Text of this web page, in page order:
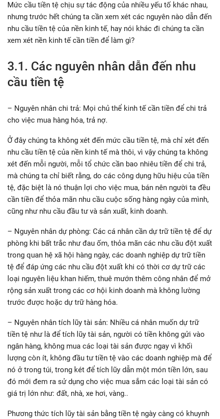
Mức cầu tiền tệ chịu sự tác động của nhiều yếu tố khác nhau,
nhưng trước hết chúng ta cần xem xét các nguyên nào dẫn đến
nhu cầu tiền tệ của nền kinh tế, hay nói khác đi chúng ta cần
xem xét nền kinh tế cần tiền để làm gì?
3.1. Các nguyên nhân dẫn đến nhu
cầu tiền tệ
– Nguyên nhân chi trả: Mọi chủ thể kinh tế cần tiền để chi trả
cho việc mua hàng hóa, trả nợ.
Ở đây chúng ta không xét đến mức cầu tiền tệ, mà chỉ xét đến
nhu cầu tiền tệ của nền kinh tế mà thôi, vì vậy chúng ta không
xét đến mỗi người, mỗi tổ chức cần bao nhiêu tiền để chi trả,
mà chúng ta chỉ biết rằng, do các công dụng hữu hiệu của tiền
tệ, đặc biệt là nó thuận lợi cho việc mua, bán nên người ta đều
cần tiền để thỏa mãn nhu cầu cuộc sống hàng ngày của mình,
cũng như nhu cầu đầu tư và sản xuất, kinh doanh.
– Nguyên nhân dự phòng: Các cá nhân cần dự trữ tiền tệ để dự
phòng khi bất trắc như đau ốm, thỏa mãn các nhu cầu đột xuất
trong quan hệ xã hội hàng ngày, các doanh nghiệp dự trữ tiền
tệ để đáp ứng các nhu cầu đột xuất khi có thời cơ dự trữ các
loại nguyên liệu khan hiếm, thuê mướn thêm công nhân để mở
rộng sản xuất trong các cơ hội kinh doanh mà không lường
trước được hoặc dự trữ hàng hóa.
– Nguyên nhân tích lũy tài sản: Nhiều cá nhân muốn dự trữ
tiền tệ như là để tích lũy tài sản, người có tiền không gửi vào
ngân hàng, không mua các loại tài sản được ngay vì khối
lượng còn ít, không đầu tư tiền tệ vào các doanh nghiệp mà để
nó ở trong túi, trong két để tích lũy dẫn một món tiền lớn, sau
đó mới đem ra sử dụng cho việc mua sắm các loại tài sản có
giá trị lớn như: đất, nhà, xe hơi, vàng..
Phương thức tích lũy tài sản bằng tiền tệ ngày càng có khuynh